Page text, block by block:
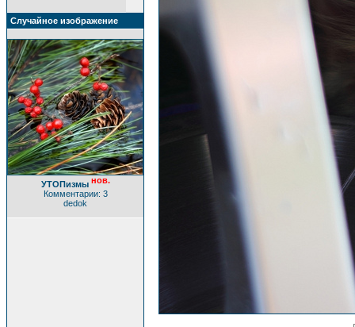
Случайное изображение
УТОПизмы нов.
Комментарии: 3
dedok